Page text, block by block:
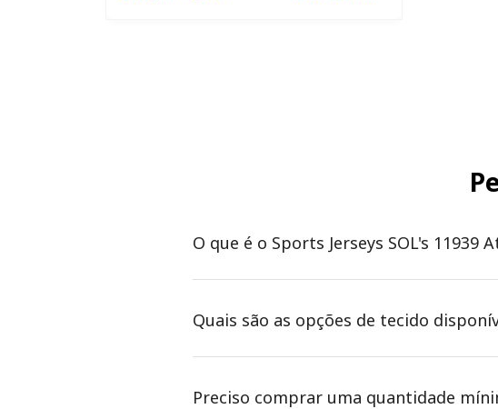
O que é o Sports Jerseys SOL's 11939
Quais são as opções de tecido
Preciso comprar uma quantidade